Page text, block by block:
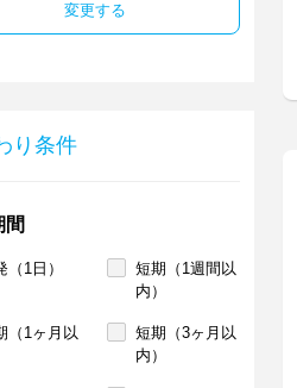
変更する
り条件
間
（1日）
短期（1週間以
内）
（1ヶ月以
短期（3ヶ月以
内）